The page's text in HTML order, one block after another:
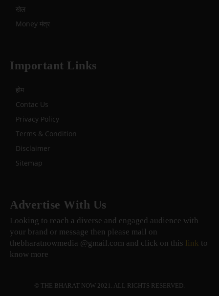
खेल
Money मंत्र
Important Links
होम
Contac Us
Privacy Policy
Terms & Condition
Disclaimer
Sitemap
Advertise With Us
Looking to reach a diverse and engaged audience with
your brand or message then please mail on
thebharatnowmedia @gmail.com and click on this link to
know more
© THE BHARAT NOW 2021. ALL RIGHTS RESERVED.